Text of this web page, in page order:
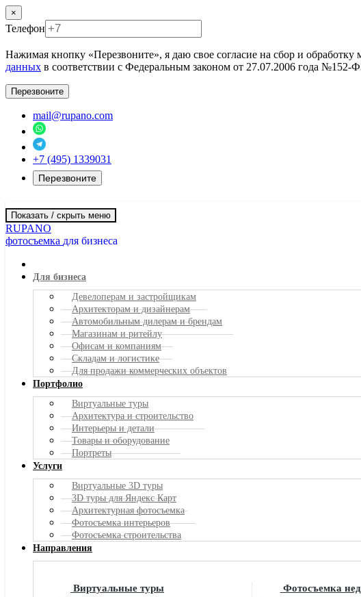
×
Телефон
Нажимая кнопку «Перезвоните», я даю свое согласие на сбор и
данных в соответствии с Федеральным законом от 27.07.2006 года
Перезвоните
mail@rupano.com
+7 (495) 1339031
Перезвоните
Показать / скрыть меню
RUPANO
фотосъемка для бизнеса
Для бизнеса
Девелоперам и застройщикам
Архитекторам и дизайнерам
Автомобильным дилерам и брендам
Магазинам и ритейлу
Офисам и компаниям
Складам и логистике
Для продажи коммерческих объектов
Портфолио
Виртуальные туры
Архитектура и строительство
Интерьеры и детали
Товары и оборудование
Портреты
Услуги
Виртуальные 3D туры
3D туры дляЯндексКарт
Архитектурная фотосъемка
Фотосъемка интерьеров
Фотосъемка строительства
Направления
Виртуальные туры Фотосъемка